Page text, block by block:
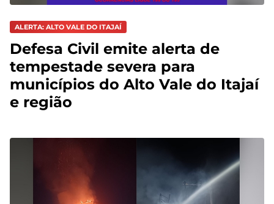
ALERTA: ALTO VALE DO ITAJAÍ
Defesa Civil emite alerta de
tempestade severa para
municípios do Alto Vale do Itajaí
e região